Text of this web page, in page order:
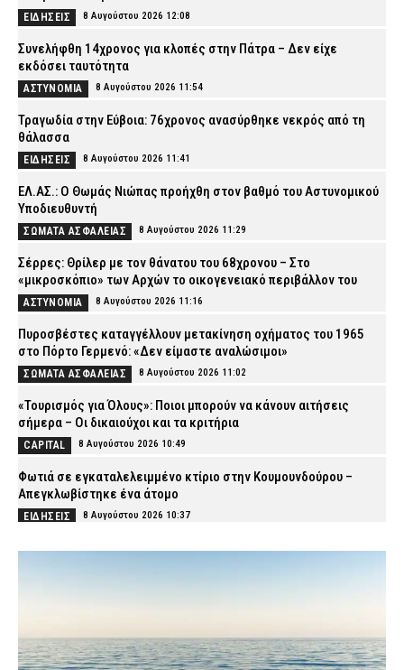
ΕΙΔΗΣΕΙΣ 8 Αυγούστου 2026 12:08
Συνελήφθη 14χρονος για κλοπές στην Πάτρα – Δεν είχε
εκδόσει ταυτότητα
ΑΣΤΥΝΟΜΙΑ 8 Αυγούστου 2026 11:54
Τραγωδία στην Εύβοια: 76χρονος ανασύρθηκε νεκρός από τη
θάλασσα
ΕΙΔΗΣΕΙΣ 8 Αυγούστου 2026 11:41
ΕΛ.ΑΣ.: Ο Θωμάς Νιώπας προήχθη στον βαθμό του Αστυνομικού
Υποδιευθυντή
ΣΩΜΑΤΑ ΑΣΦΑΛΕΙΑΣ 8 Αυγούστου 2026 11:29
Σέρρες: Θρίλερ με τον θάνατου του 68χρονου – Στο
«μικροσκόπιο» των Αρχών το οικογενειακό περιβάλλον του
ΑΣΤΥΝΟΜΙΑ 8 Αυγούστου 2026 11:16
Πυροσβέστες καταγγέλλουν μετακίνηση οχήματος του 1965
στο Πόρτο Γερμενό: «Δεν είμαστε αναλώσιμοι»
ΣΩΜΑΤΑ ΑΣΦΑΛΕΙΑΣ 8 Αυγούστου 2026 11:02
«Τουρισμός για Όλους»: Ποιοι μπορούν να κάνουν αιτήσεις
σήμερα – Οι δικαιούχοι και τα κριτήρια
CAPITAL 8 Αυγούστου 2026 10:49
Φωτιά σε εγκαταλελειμμένο κτίριο στην Κουμουνδούρου –
Απεγκλωβίστηκε ένα άτομο
ΕΙΔΗΣΕΙΣ 8 Αυγούστου 2026 10:37
Συνελήφθησαν τέσσερις νεαροί για ναρκωτικά στη
κιλό κοκαΐνης
ΔΙΚΑΙΟΣΥΝΗ 8 Αυγούστου 2026 10:13